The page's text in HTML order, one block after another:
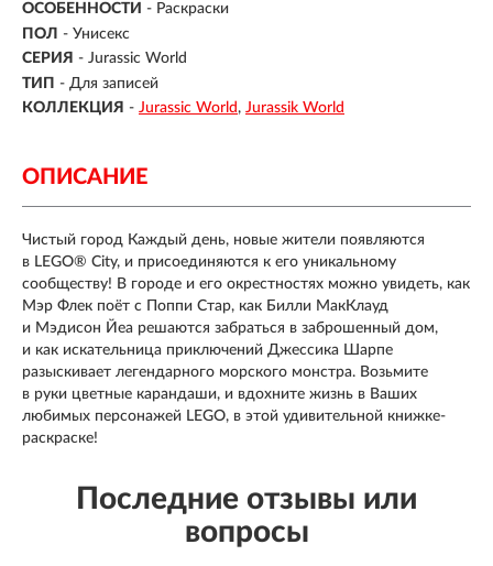
ОСОБЕННОСТИ - Раскраски
ПОЛ - Унисекс
СЕРИЯ - Jurassic World
ТИП - Для записей
КОЛЛЕКЦИЯ - Jurassic World Jurassik World
ОПИСАНИЕ
Чистый город Каждый день, новые жители появляются
в LEGO® City, и присоединяются к его уникальному
сообществу! В городе и его окрестностях можно увидеть, как
Мэр Флек поёт с Поппи Стар, как Билли МакКлауд
и Мэдисон Йеа решаются забраться в заброшенный дом,
и как искательница приключений Джессика Шарпе
разыскивает легендарного морского монстра. Возьмите
в руки цветные карандаши, и вдохните жизнь в Ваших
любимых персонажей LEGO, в этой удивительной книжке-
раскраске!
Последние отзывы или
вопросы